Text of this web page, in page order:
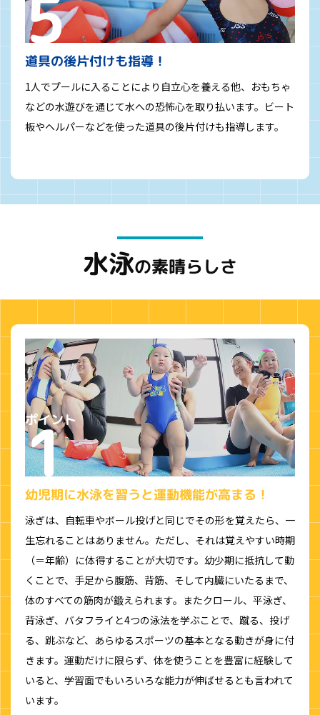
道具の後片付けも指導！
1人でプールに入ることにより自立心を養える他、おもちゃ
などの水遊びを通じて水への恐怖心を取り払います。ビート
板やヘルパーなどを使った道具の後片付けも指導します。
水泳の素晴らしさ
幼児期に水泳を習うと運動機能が高まる！
泳ぎは、自転車やボール投げと同じでその形を覚えたら、一
生忘れることはありません。ただし、それは覚えやすい時期
（＝年齢）に体得することが大切です。幼少期に抵抗して動
くことで、手足から腹筋、背筋、そして内臓にいたるまで、
体のすべての筋肉が鍛えられます。またクロール、平泳ぎ、
背泳ぎ、バタフライと4つの泳法を学ぶことで、蹴る、投げ
る、跳ぶなど、あらゆるスポーツの基本となる動きが身に付
きます。運動だけに限らず、体を使うことを豊富に経験して
いると、学習面でもいろいろな能力が伸ばせるとも言われて
います。